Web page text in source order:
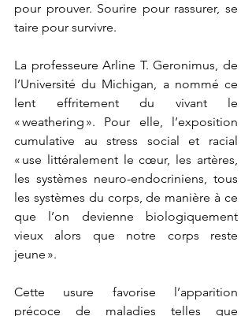
pour prouver. Sourire pour rassurer, se
taire pour survivre.
La professeure Arline T. Geronimus, de
l’Université du Michigan, a nommé ce
lent effritement du vivant le
« weathering ». Pour elle, l’exposition
cumulative au stress social et racial
« use littéralement le cœur, les artères,
les systèmes neuro-endocriniens, tous
les systèmes du corps, de manière à ce
que l’on devienne biologiquement
vieux alors que notre corps reste
jeune ».
Cette usure favorise l’apparition
précoce de maladies telles que